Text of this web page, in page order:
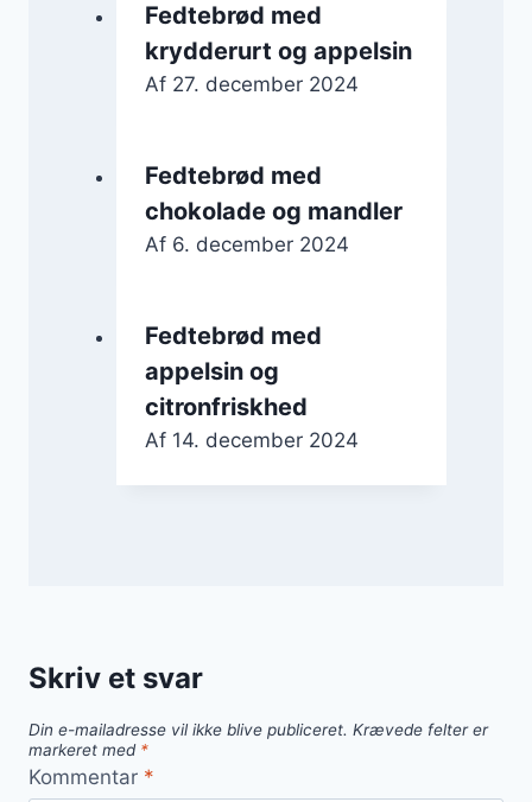
Fedtebrød med
krydderurt og appelsin
Af 27. december 2024
Fedtebrød med
chokolade og mandler
Af 6. december 2024
Fedtebrød med
appelsin og
citronfriskhed
Af 14. december 2024
Skriv et svar
Din e-mailadresse vil ikke blive publiceret. Krævede felter er
markeret med *
Kommentar *